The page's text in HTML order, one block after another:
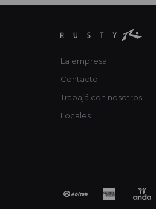
La empresa
Contacto
Trabajá con nosotros
Locales